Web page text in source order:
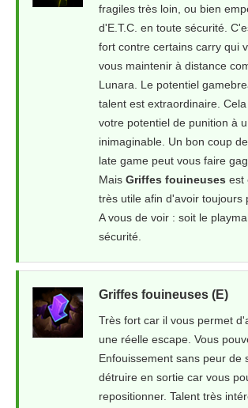
fragiles très loin, ou bien
d'E.T.C. en toute sécurité.
fort contre certains carry qui
vous maintenir à distance
Lunara. Le potentiel
talent est extraordinaire.
votre potentiel de punition à
inimaginable. Un bon coup
late game peut vous faire
Mais Griffes fouineuses est
très utile afin d'avoir toujours
A vous de voir : soit le
sécurité.
Griffes fouineuses (E)
Très fort car il vous permet
une réelle escape. Vous
Enfouissement sans peur de
détruire en sortie car vous
repositionner. Talent très